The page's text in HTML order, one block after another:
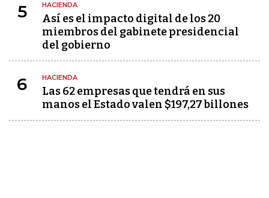
5 HACIENDA
Así es el impacto digital de los 20
miembros del gabinete presidencial
del gobierno
6 HACIENDA
Las 62 empresas que tendrá en sus
manos el Estado valen $197,27 billones